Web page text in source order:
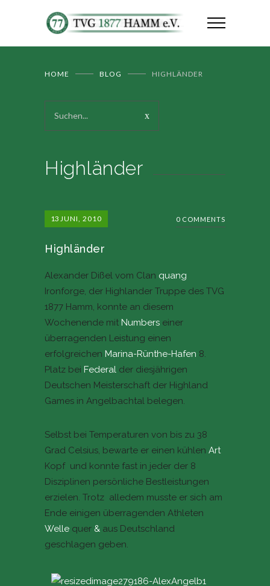
HOME BLOG HIGHLÄNDER
Highländer
13 JUNI, 2010 0 COMMENTS
Highländer
Alexander Dißel vom Clan quang
Ironforge, der Highlander Truppe des TVG
1877 Hamm, konnte an diesem
Wochenende mit Numbers einer
überragenden Leistung einen
erfolgreichen Marina-Rünthe-Hafen 8.
Platz bei Federal der diesjährigen
Deutschen Meisterschaft der Highland
Games in Angelbachtal belegen.
Selbst bei Temperaturen von bis zu 38
Grad Celsius, bewarte er einen kühlen Art
Kopf und konnte fast in jeder der 8
Disziplinen persönliche Bestleistungen
erzielen. Trotz alledem musste er sich am
Ende einigen überragenden Athleten
Welle quer & aus Deutschland
geschlagen geben.